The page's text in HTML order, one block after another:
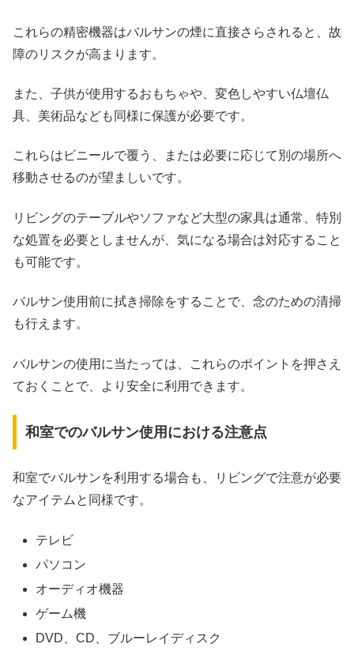
これらの精密機器はバルサンの煙に直接さらされると、故
障のリスクが高まります。
また、子供が使用するおもちゃや、変色しやすい仏壇仏
具、美術品なども同様に保護が必要です。
これらはビニールで覆う、または必要に応じて別の場所へ
移動させるのが望ましいです。
リビングのテーブルやソファなど大型の家具は通常、特別
な処置を必要としませんが、気になる場合は対応すること
も可能です。
バルサン使用前に拭き掃除をすることで、念のための清掃
も行えます。
バルサンの使用に当たっては、これらのポイントを押さえ
ておくことで、より安全に利用できます。
和室でのバルサン使用における注意点
和室でバルサンを利用する場合も、リビングで注意が必要
なアイテムと同様です。
テレビ
パソコン
オーディオ機器
ゲーム機
DVD、CD、ブルーレイディスク